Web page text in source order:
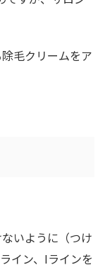
毛クリームをア
いように（つけ
イン、Iラインを